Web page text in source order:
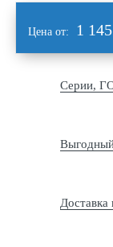
Цена от: 1
Серии,